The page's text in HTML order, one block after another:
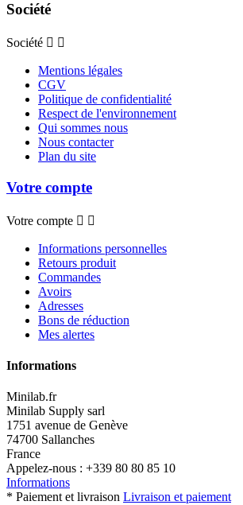
Société
Société  
Mentions légales
CGV
Politique de confidentialité
Respect de l'environnement
Qui sommes nous
Nous contacter
Plan du site
Votre compte
Votre compte  
Informations personnelles
Retours produit
Commandes
Avoirs
Adresses
Bons de réduction
Mes alertes
Informations
Minilab.fr
Minilab Supply sarl
1751 avenue de Genève
74700 Sallanches
France
Appelez-nous : +339 80 80 85 10
Informations
* Paiement et livraison Livraison et paiement